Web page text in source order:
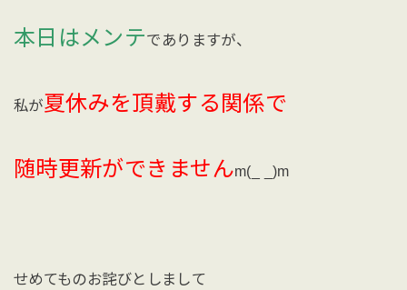
本日はメンテでありますが、
私が夏休みを頂戴する関係で
随時更新ができませんm(_ _)m
せめてものお詫びとしまして